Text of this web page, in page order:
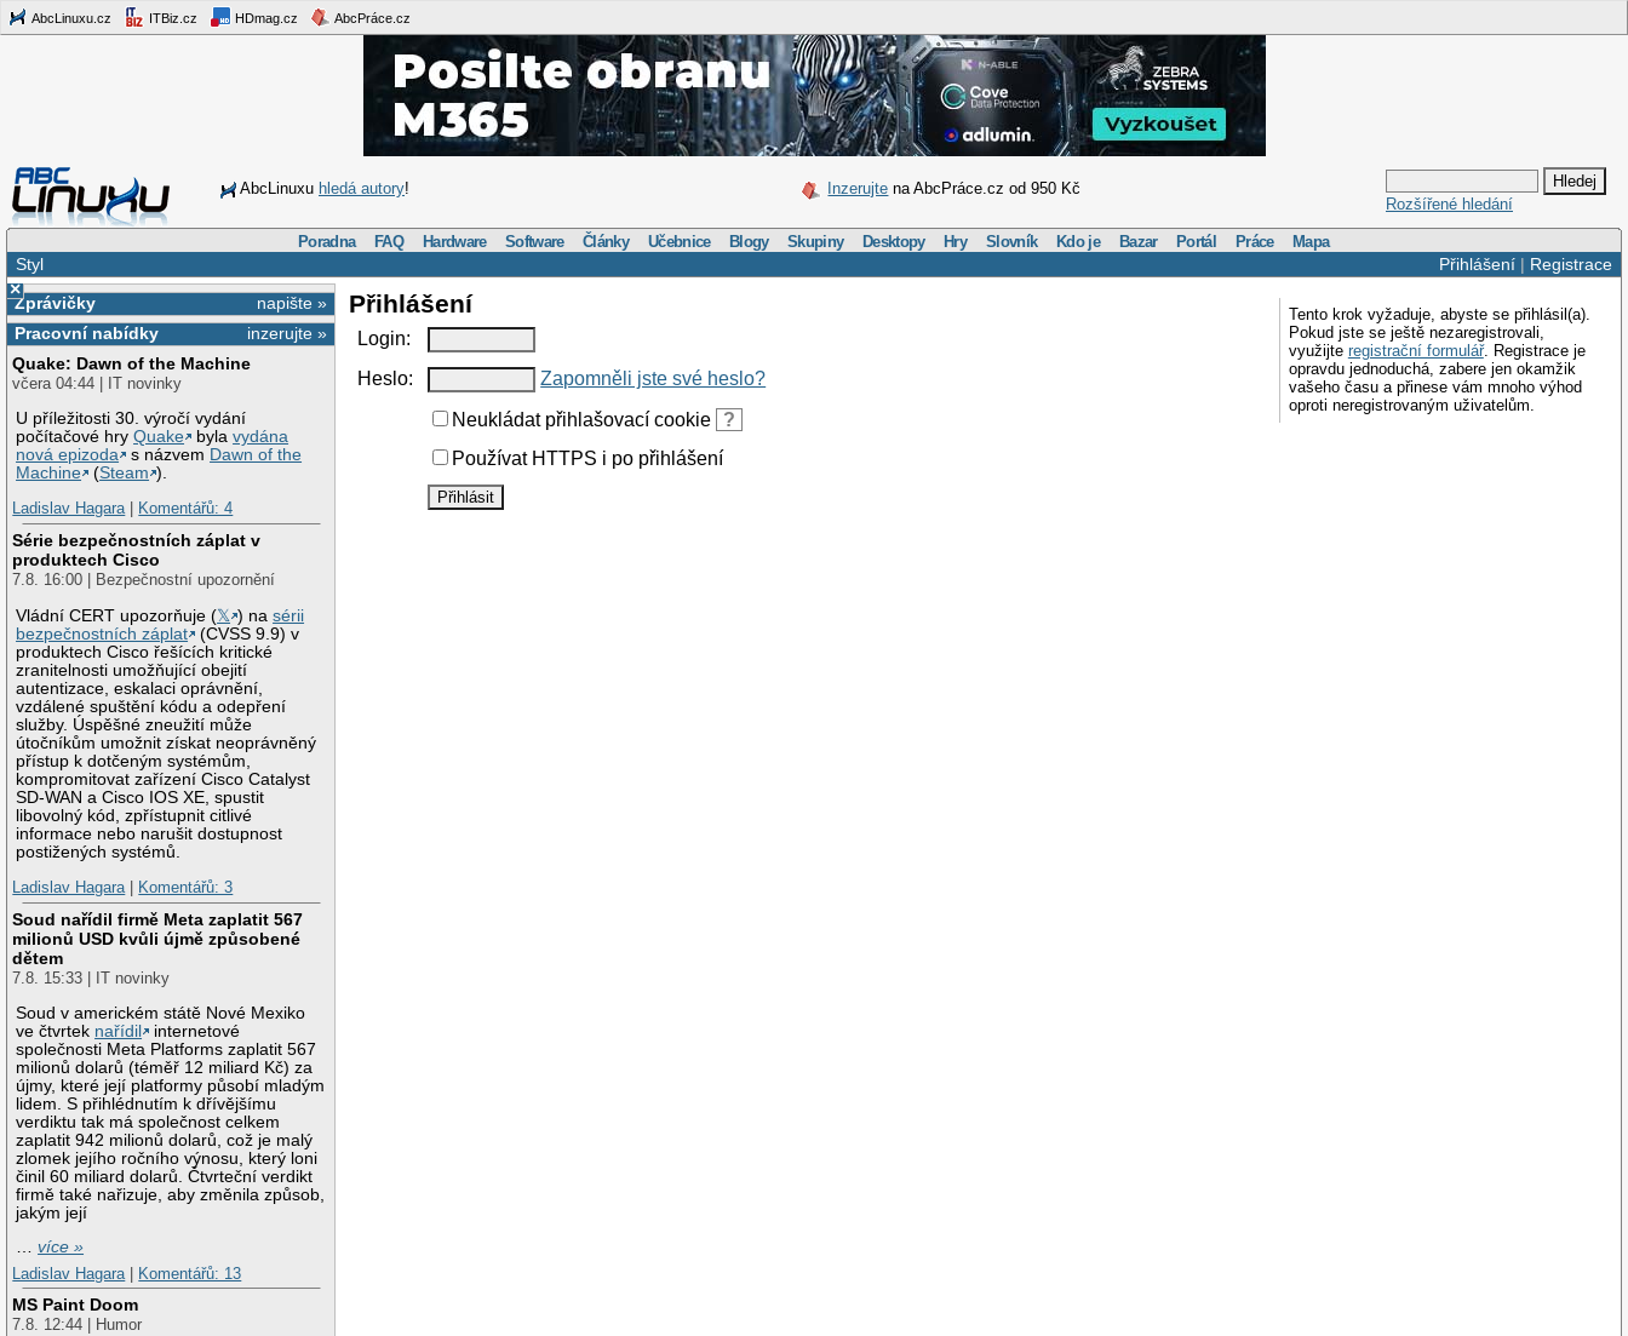
AbcLinuxu.cz ITBiz.cz HDmag.cz AbcPráce.cz
AbcLinuxu hledá autory! Inzerujte na AbcPráce.cz od 950 Kč
Rozšířené hledání
Poradna FAQ Hardware Software Články Učebnice Blogy Skupiny Desktopy Hry Slovník Kdo je Bazar Portál Práce Mapa
Přihlášení| Registrace
Styl
×
napište »
Zprávičky
inzerujte »
Pracovní nabídky
Quake: Dawn of the Machine
včera 04:44 | IT novinky
U příležitosti 30. výročí vydání
počítačové hryQuake bylavydána
nová epizoda
s názvem Dawn of the
Machine
(Steam ).
Ladislav Hagara| Komentářů: 4
Série bezpečnostních záplat v
produktech Cisco
7.8. 16:00 | Bezpečnostní upozornění
Vládní CERT upozorňuje (𝕏 ) nasérii
bezpečnostních záplat
(CVSS 9.9) v
produktech Cisco řešících kritické
zranitelnosti umožňující obejití
autentizace, eskalaci oprávnění,
vzdálené spuštění kódu a odepření
služby. Úspěšné zneužití může
útočníkům umožnit získat neoprávněný
přístup k dotčeným systémům,
kompromitovat zařízení Cisco Catalyst
SD-WAN a Cisco IOS XE, spustit
libovolný kód, zpřístupnit citlivé
informace nebo narušit dostupnost
postižených systémů.
Ladislav Hagara| Komentářů: 3
Soud nařídil firmě Meta zaplatit 567
milionů USD kvůli újmě způsobené
dětem
7.8. 15:33 | IT novinky
Soud v americkém státě Nové Mexiko
ve čtvrtek nařídil
internetové
společnosti Meta Platforms zaplatit 567
milionů dolarů (téměř 12 miliard Kč) za
újmy, které její platformy působí mladým
lidem. S přihlédnutím k dřívějšímu
verdiktu tak má společnost celkem
zaplatit 942 milionů dolarů, což je malý
zlomek jejího ročního výnosu, který loni
činil 60 miliard dolarů. Čtvrteční verdikt
firmě také nařizuje, aby změnila způsob,
jakým její
…více »
Ladislav Hagara
Komentářů: 13
MS Paint Doom
7.8. 12:44 | Humor
Tento krok vyžaduje, abyste se přihlásil(a).
Pokud jste se ještě nezaregistrovali,
využijte registrační formulář. Registrace je
opravdu jednoduchá, zabere jen okamžik
vašeho času a přinese vám mnoho výhod
oproti neregistrovaným uživatelům.
Přihlášení
Login:
Heslo:
Zapomněli jste své heslo?
Neukládat přihlašovací cookie
?
Používat HTTPS i po přihlášení